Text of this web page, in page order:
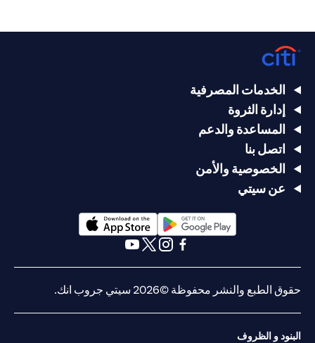
الخدمات المصرفية
إدارة الثروة
المساعدة والدعم
اتصل بنا
الخصوصية والأمن
عن سيتي
(opens in a new tab)
حقوق الطبع والنشر محفوظة ©2026 سيتي جروب انك.
البنود و الظروف